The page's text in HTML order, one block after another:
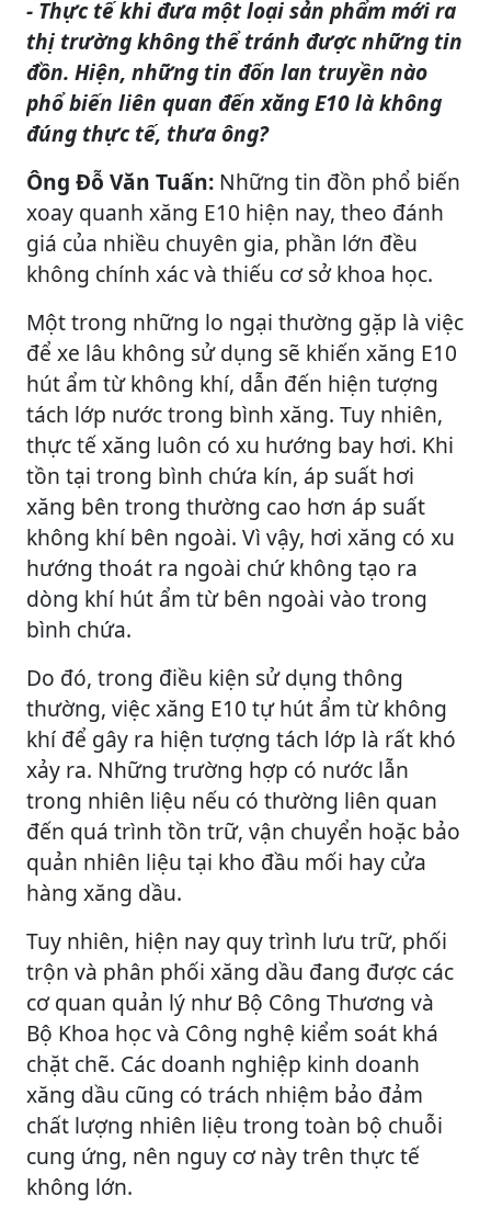
- Thực tế khi đưa một loại sản phẩm mới ra
thị trường không thể tránh được những tin
đồn. Hiện, những tin đốn lan truyền nào
phổ biến liên quan đến xăng E10 là không
đúng thực tế, thưa ông?
Ông Đỗ Văn Tuấn: Những tin đồn phổ biến
xoay quanh xăng E10 hiện nay, theo đánh
giá của nhiều chuyên gia, phần lớn đều
không chính xác và thiếu cơ sở khoa học.
Một trong những lo ngại thường gặp là việc
để xe lâu không sử dụng sẽ khiến xăng E10
hút ẩm từ không khí, dẫn đến hiện tượng
tách lớp nước trong bình xăng. Tuy nhiên,
thực tế xăng luôn có xu hướng bay hơi. Khi
tồn tại trong bình chứa kín, áp suất hơi
xăng bên trong thường cao hơn áp suất
không khí bên ngoài. Vì vậy, hơi xăng có xu
hướng thoát ra ngoài chứ không tạo ra
dòng khí hút ẩm từ bên ngoài vào trong
bình chứa.
Do đó, trong điều kiện sử dụng thông
thường, việc xăng E10 tự hút ẩm từ không
khí để gây ra hiện tượng tách lớp là rất khó
xảy ra. Những trường hợp có nước lẫn
trong nhiên liệu nếu có thường liên quan
đến quá trình tồn trữ, vận chuyển hoặc bảo
quản nhiên liệu tại kho đầu mối hay cửa
hàng xăng dầu.
Tuy nhiên, hiện nay quy trình lưu trữ, phối
trộn và phân phối xăng dầu đang được các
cơ quan quản lý như Bộ Công Thương và
Bộ Khoa học và Công nghệ kiểm soát khá
chặt chẽ. Các doanh nghiệp kinh doanh
xăng dầu cũng có trách nhiệm bảo đảm
chất lượng nhiên liệu trong toàn bộ chuỗi
cung ứng, nên nguy cơ này trên thực tế
không lớn.